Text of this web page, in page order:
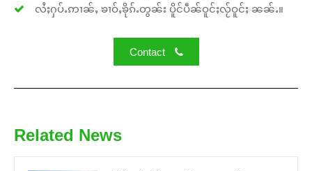
လႆႈႁပ်ႉဢၢၼ်ႇ ၶၢဝ်ႇၶိုၵ်ႉတွၼ်း ပိူင်ပဵၼ်ဝူင်ႈလႂ်ဝူင်ႈ ၼၼ်ႉ။
Contact
Related News